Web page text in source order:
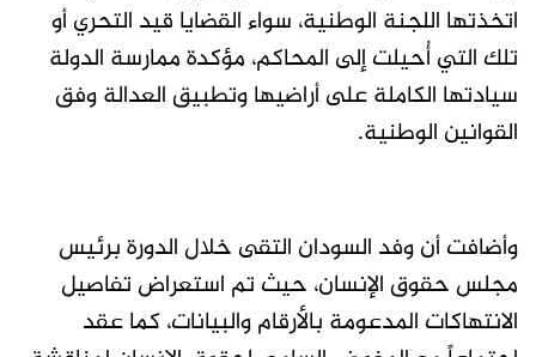
اتخذتها اللجنة الوطنية، سواء القضايا قيد التحري أو
تلك التي أُحيلت إلى المحاكم، مؤكدة ممارسة الدولة
سيادتها الكاملة على أراضيها وتطبيق العدالة وفق
القوانين الوطنية.
وأضافت أن وفد السودان التقى خلال الدورة برئيس
مجلس حقوق الإنسان، حيث تم استعراض تفاصيل
الانتهاكات المدعومة بالأرقام والبيانات، كما عقد